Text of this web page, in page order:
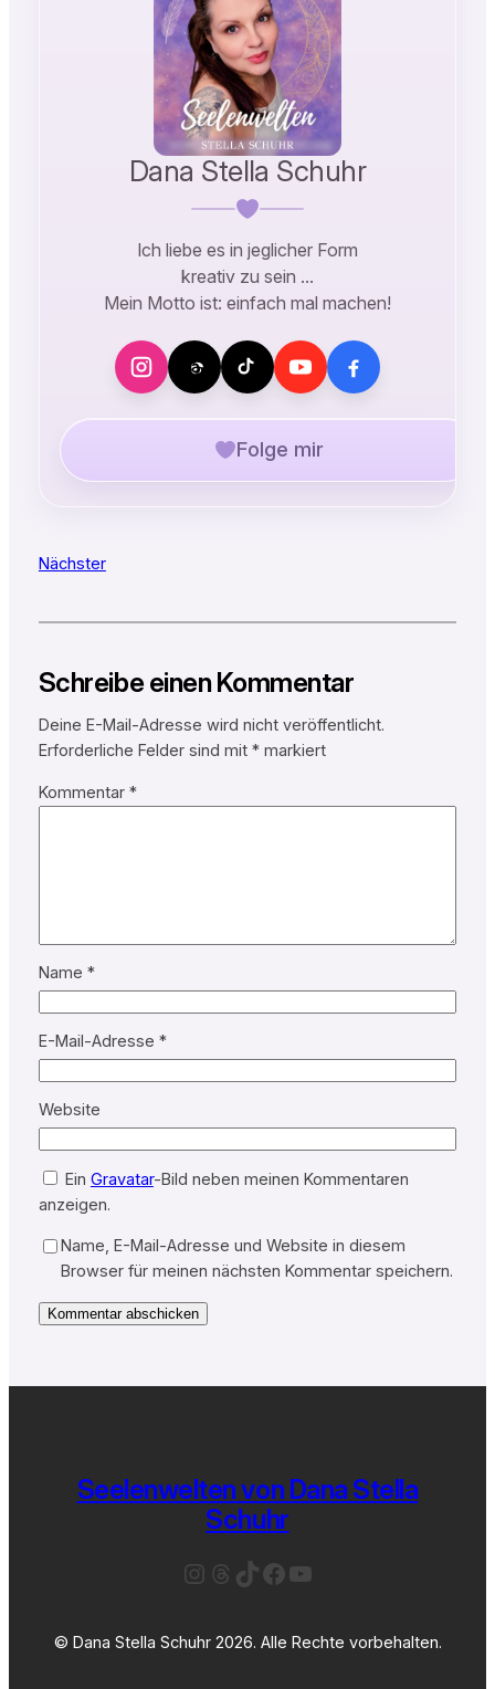
Dana Stella Schuhr
Ich liebe es in jeglicher Form
kreativ zu sein …
Mein Motto ist: einfach mal machen!
Folge mir
Nächster
Schreibe einen Kommentar
Deine E-Mail-Adresse wird nicht veröffentlicht.
Erforderliche Felder sind mit *markiert
Kommentar *
Name *
E-Mail-Adresse *
Website
Ein Gravatar-Bild neben meinen Kommentaren
anzeigen.
Name, E-Mail-Adresse und Website in diesem
Browser für meinen nächsten Kommentar speichern.
Seelenwelten von Dana Stella
Schuhr
Instagram
Threads
TikTok
Facebook
YouTube
© Dana Stella Schuhr 2026. Alle Rechte vorbehalten.